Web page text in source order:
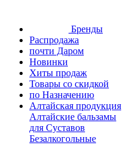
Бренды
Распродажа
почти Даром
Новинки
Хиты продаж
Товары со скидкой
по Назначению
Алтайская продукция
Алтайские бальзамы
для Суставов
Безалкогольные